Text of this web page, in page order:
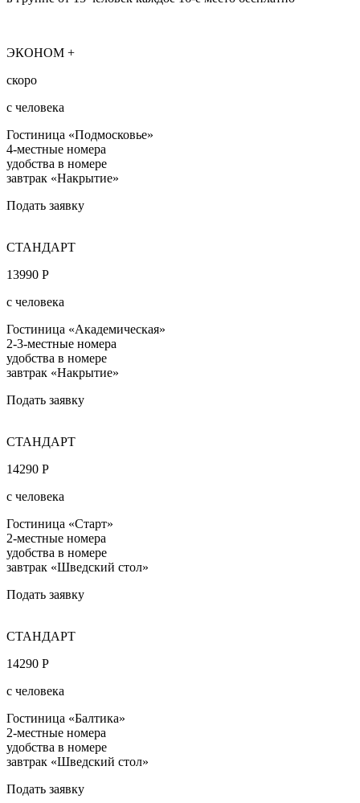
ЭКОНОМ +
скоро
с человека
Гостиница «Подмосковье»
4-местные номера
удобства в номере
завтрак «Накрытие»
Подать заявку
СТАНДАРТ
13990 Р
с человека
Гостиница «Академическая»
2-3-местные номера
удобства в номере
завтрак «Накрытие»
Подать заявку
СТАНДАРТ
14290 Р
с человека
Гостиница «Старт»
2-местные номера
удобства в номере
завтрак «Шведский стол»
Подать заявку
СТАНДАРТ
14290 Р
с человека
Гостиница «Балтика»
2-местные номера
удобства в номере
завтрак «Шведский стол»
Подать заявку